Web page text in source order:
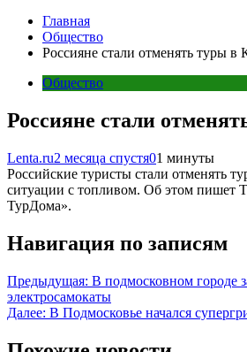
Главная
Общество
Россияне стали отменять туры в
Общество
Россияне стали
Lenta.ru2 месяца спустя01 минуты
Российские туристы стали отменять
ситуации с топливом. Об этом пишет
ТурДома».
Навигация по записям
Предыдущая: В подмосковном городе
электросамокаты
Далее: В Подмосковье начался